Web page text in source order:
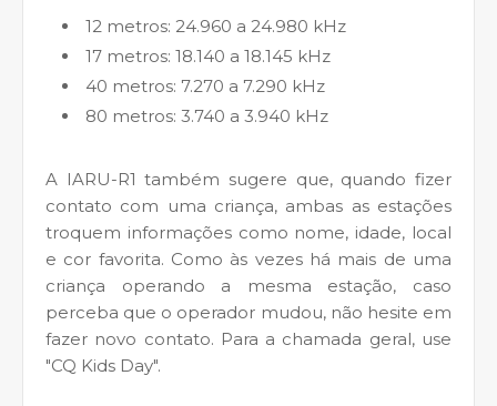
12 metros: 24.960 a 24.980 kHz
17 metros: 18.140 a 18.145 kHz
40 metros: 7.270 a 7.290 kHz
80 metros: 3.740 a 3.940 kHz
A IARU-R1 também sugere que, quando fizer
contato com uma criança, ambas as estações
troquem informações como nome, idade, local
e cor favorita. Como às vezes há mais de uma
criança operando a mesma estação, caso
perceba que o operador mudou, não hesite em
fazer novo contato. Para a chamada geral, use
"CQ Kids Day".